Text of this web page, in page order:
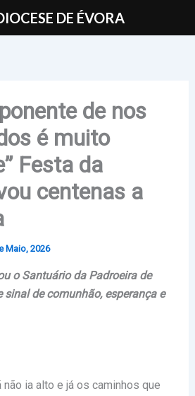
de nos
é muito
Festa da
centenas a
Maio, 2026
o Santuário da Padroeira de
de comunhão, esperança e
não ia alto e já os caminhos que
DE ÉVORA